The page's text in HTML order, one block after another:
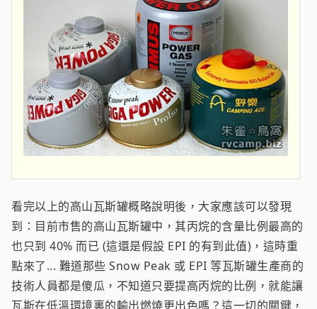
看完以上的高山瓦斯罐概略說明後，大家應該可以發現
到：目前市售的高山瓦斯罐中，其丙烷的含量比例最高的
也只到 40% 而已 (這還是假設 EPI 的有到此值)，這時重
點來了... 難道那些 Snow Peak 或 EPI 等瓦斯罐生產商的
技術人員都是傻瓜，不知道只要提高丙烷的比例，就能讓
瓦斯在低溫環境裏的輸出燃燒更出色嗎？這一切的關鍵，